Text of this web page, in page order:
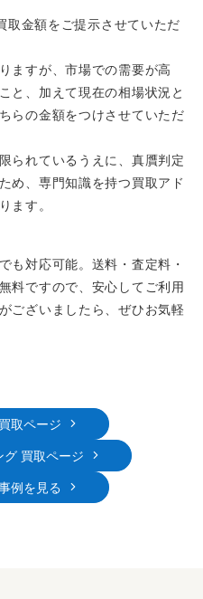
取金額をご提示させていただ
ますが、市場での需要が高
と、加えて現在の相場状況と
らの金額をつけさせていただ
られているうえに、真贋判定
め、専門知識を持つ買取アド
ます。
も対応可能。送料・査定料・
料ですので、安心してご利用
ございましたら、ぜひお気軽
取ページ
グ 買取ページ
例を見る